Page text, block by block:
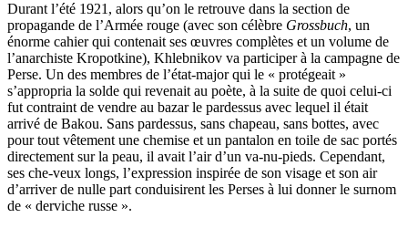
Durant l’été 1921, alors qu’on le retrouve dans la section de
propagande de l’Armée rouge (avec son célèbre Grossbuch, un
énorme cahier qui contenait ses œuvres complètes et un volume de
l’anarchiste Kropotkine), Khlebnikov va participer à la campagne de
Perse. Un des membres de l’état-major qui le « protégeait »
s’appropria la solde qui revenait au poète, à la suite de quoi celui-ci
fut contraint de vendre au bazar le pardessus avec lequel il était
arrivé de Bakou. Sans pardessus, sans chapeau, sans bottes, avec
pour tout vêtement une chemise et un pantalon en toile de sac portés
directement sur la peau, il avait l’air d’un va-nu-pieds. Cependant,
ses che-veux longs, l’expression inspirée de son visage et son air
d’arriver de nulle part conduisirent les Perses à lui donner le surnom
de « derviche russe ».